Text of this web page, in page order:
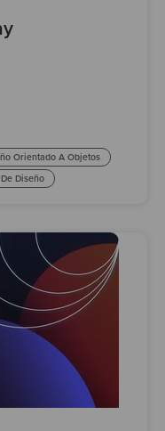
Orientado A Objetos
Diseño